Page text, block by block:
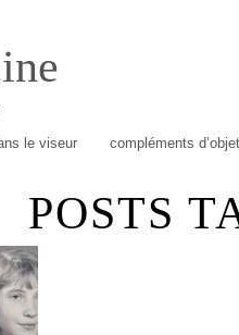
le viseur compléments
POSTS